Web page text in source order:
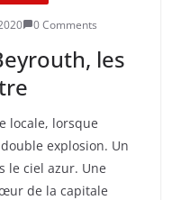
0 Comments
les
locale, lorsque
explosion. Un
le ciel azur. Une
de la capitale